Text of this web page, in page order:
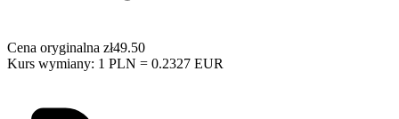
Cena oryginalna zł49.50
Kurs wymiany: 1 PLN = 0.2327 EUR